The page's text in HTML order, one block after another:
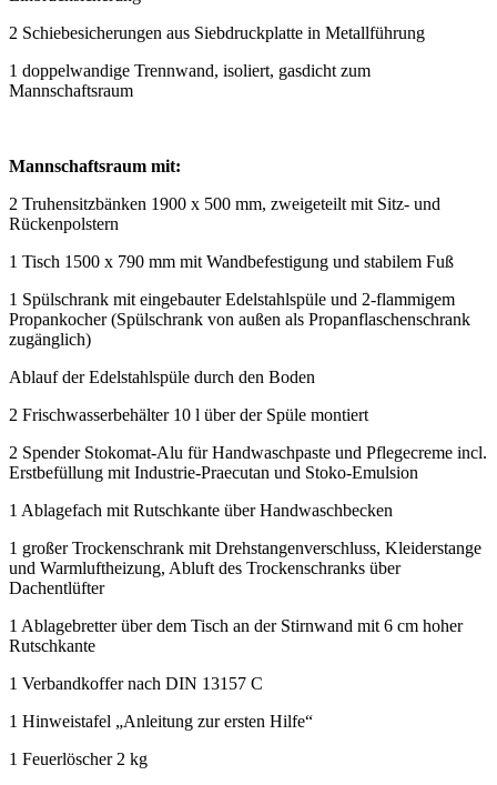
2 Schiebesicherungen aus Siebdruckplatte in Metallführung
1 doppelwandige Trennwand, isoliert, gasdicht zum
Mannschaftsraum
Mannschaftsraum mit:
2 Truhensitzbänken 1900 x 500 mm, zweigeteilt mit Sitz- und
Rückenpolstern
1 Tisch 1500 x 790 mm mit Wandbefestigung und stabilem Fuß
1 Spülschrank mit eingebauter Edelstahlspüle und 2-flammigem
Propankocher (Spülschrank von außen als Propanflaschenschrank
zugänglich)
Ablauf der Edelstahlspüle durch den Boden
2 Frischwasserbehälter 10 l über der Spüle montiert
2 Spender Stokomat-Alu für Handwaschpaste und Pflegecreme incl.
Erstbefüllung mit Industrie-Praecutan und Stoko-Emulsion
1 Ablagefach mit Rutschkante über Handwaschbecken
1 großer Trockenschrank mit Drehstangenverschluss, Kleiderstange
und Warmluftheizung, Abluft des Trockenschranks über
Dachentlüfter
1 Ablagebretter über dem Tisch an der Stirnwand mit 6 cm hoher
Rutschkante
1 Verbandkoffer nach DIN 13157 C
1 Hinweistafel „Anleitung zur ersten Hilfe“
1 Feuerlöscher 2 kg